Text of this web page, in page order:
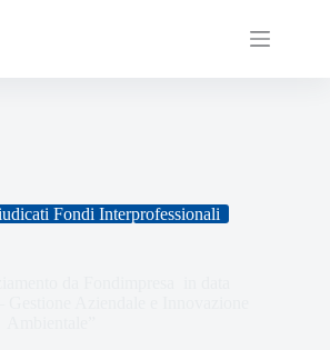
Fondi Interprofessionali